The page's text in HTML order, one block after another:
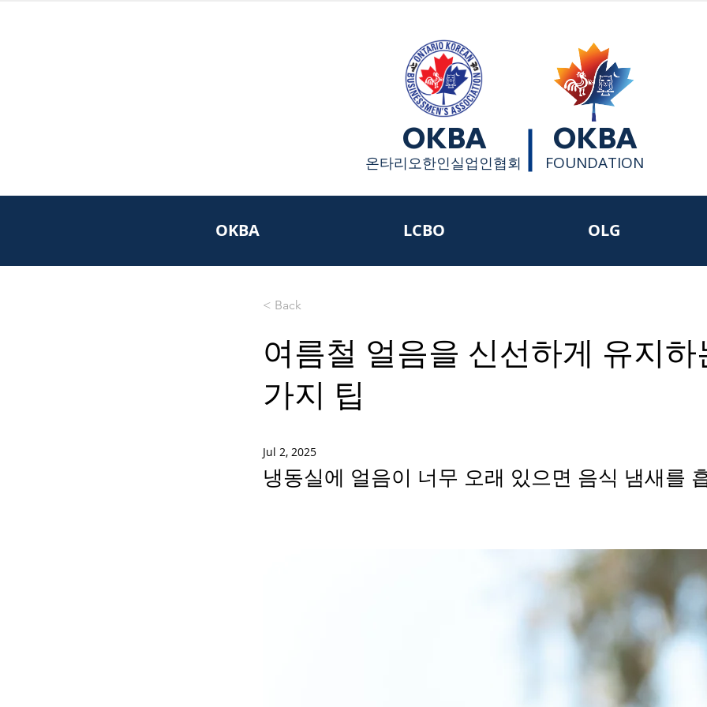
OKBA
​온타리오한인실업인협회
OKBA
FOUNDATION
OKBA LCBO OLG
< Back
여름철 얼음을 신선하게 유지하
가지 팁
Jul 2, 2025
냉동실에 얼음이 너무 오래 있으면 음식 냄새를